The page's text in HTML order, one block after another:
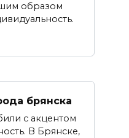
образом
брянска
с акцентом
В Брянске,